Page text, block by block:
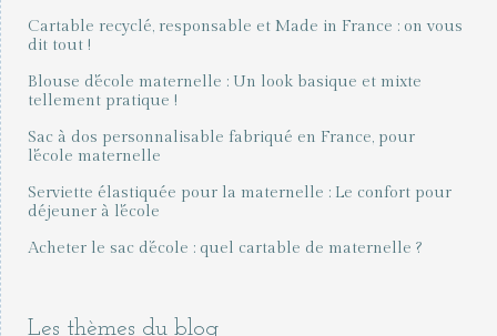
Cartable recyclé, responsable et Made in France : on vous
dit tout !
Blouse d'école maternelle : Un look basique et mixte
tellement pratique !
Sac à dos personnalisable fabriqué en France, pour
l'école maternelle
Serviette élastiquée pour la maternelle : Le confort pour
déjeuner à l'école
Acheter le sac d’école : quel cartable de maternelle ?
Les thèmes du blog